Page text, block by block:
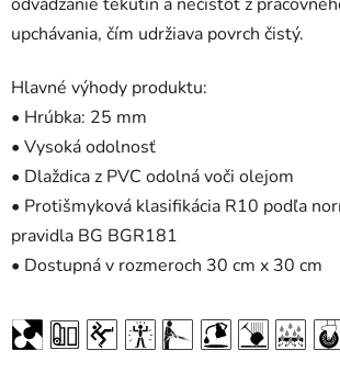
upchávania, čím udržiava povrch čistý.
Hlavné výhody produktu:
• Hrúbka: 25 mm
• Vysoká odolnosť
• Dlaždica z PVC odolná voči olejom
• Protišmyková klasifikácia R10 podľa
pravidla BG BGR181
• Dostupná v rozmeroch 30 cm x 30 cm